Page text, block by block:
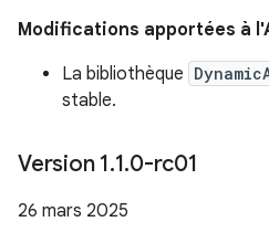
Modifications apportées à
La bibliothèque
stable.
Version 1.1.0-rc01
26 mars 2025